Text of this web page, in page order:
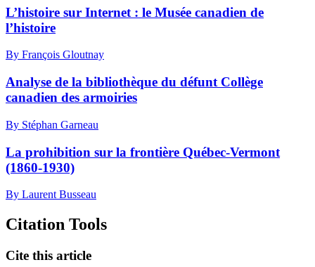
L’histoire sur Internet : le Musée canadien de
l’histoire
By François Gloutnay
Analyse de la bibliothèque du défunt Collège
canadien des armoiries
By Stéphan Garneau
La prohibition sur la frontière Québec-Vermont
(1860-1930)
By Laurent Busseau
Citation Tools
Cite this article